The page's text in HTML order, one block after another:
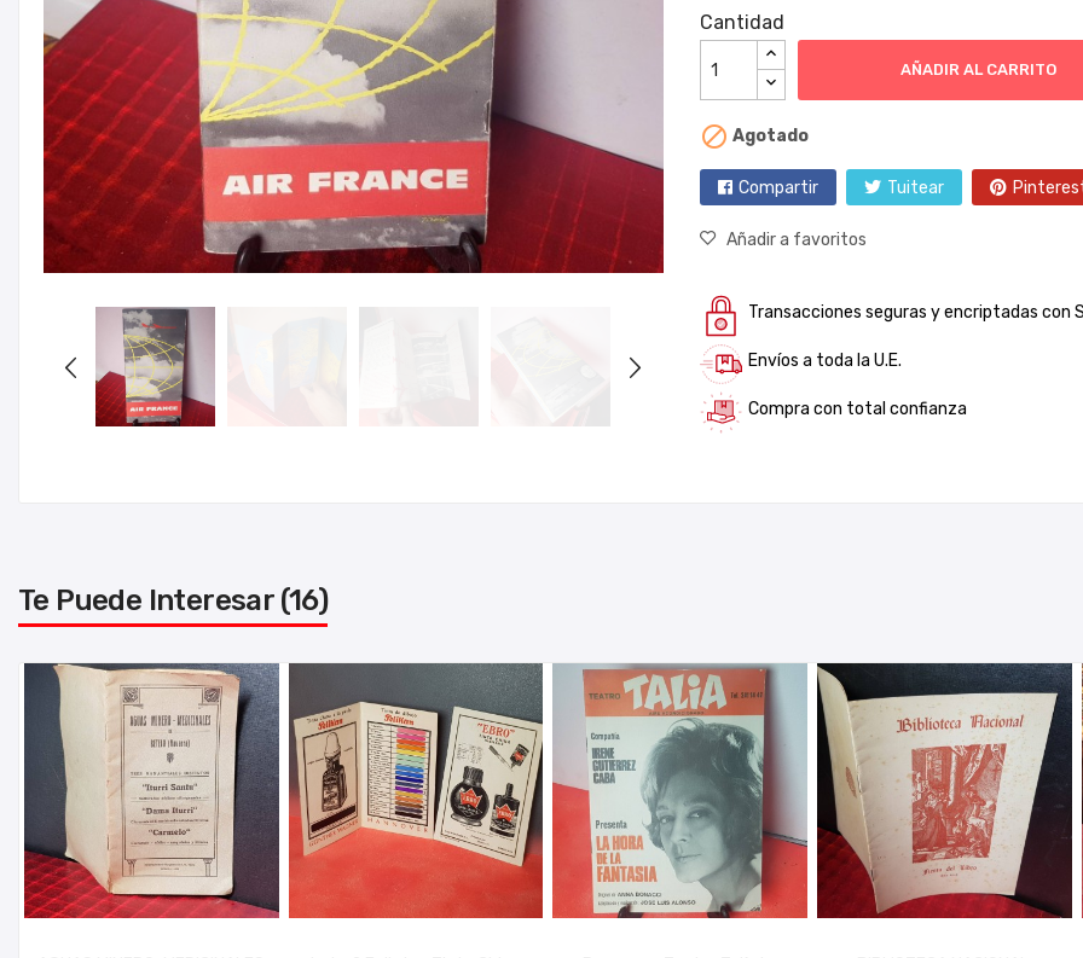
Cantidad
AÑADIR AL CARRITO
 Agotado
Compartir Tuitear
Añadir a favoritos
Transacciones seguras y encriptadas con
Envíos a toda la U.E.
Compra con total confianza
Te Puede Interesar (16)